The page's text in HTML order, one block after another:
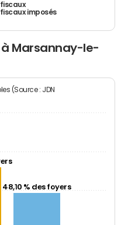
fiscaux
imposés
à Marsannay-le-
(Source : JDN
48,10 % des foyers